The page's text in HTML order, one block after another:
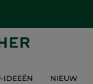
IDEEËN NIEUW